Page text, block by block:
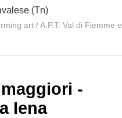
(Tn)
art /A.P.T. Val di Fiemme e
-
Iena